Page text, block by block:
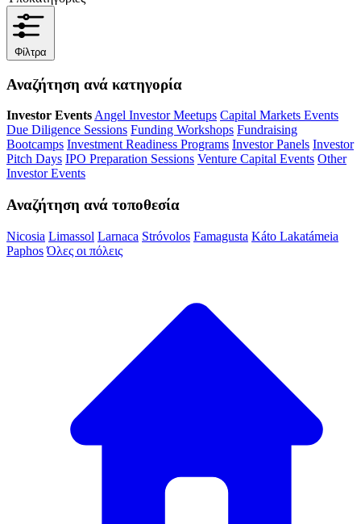
Φίλτρα
Αναζήτηση ανά κατηγορία
Investor Events Angel Investor Meetups Capital Markets Events
Due Diligence Sessions Funding Workshops Fundraising
Bootcamps Investment Readiness Programs Investor Panels Investor
Pitch Days IPO Preparation Sessions Venture Capital Events Other
Investor Events
Αναζήτηση ανά τοποθεσία
Nicosia Limassol Larnaca Stróvolos Famagusta Káto Lakatámeia
Paphos Όλες οι πόλεις